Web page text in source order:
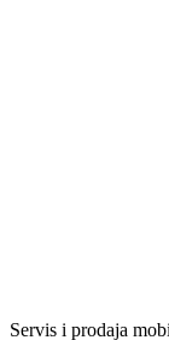
Servis i prodaja